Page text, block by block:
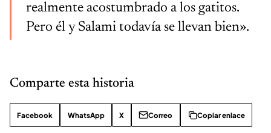
realmente acostumbrado a los gatitos.
Pero él y Salami todavía se llevan bien».
Comparte esta historia
Facebook WhatsApp X Correo Copiar enlace